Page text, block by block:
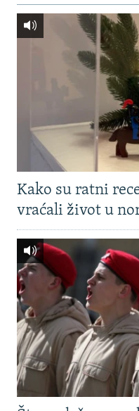
Kako su ratni
vraćali život u